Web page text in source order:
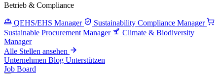
Betrieb & Compliance
QEHS/EHS Manager
Sustainability Compliance Manager
Sustainable Procurement Manager
Climate & Biodiversity
Manager
Alle Stellen ansehen
Unternehmen Blog Unterstützen
Job Board